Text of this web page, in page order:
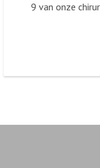
9 van onze